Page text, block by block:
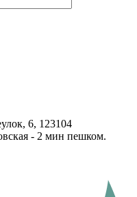
6, 123104
- 2 мин пешком.